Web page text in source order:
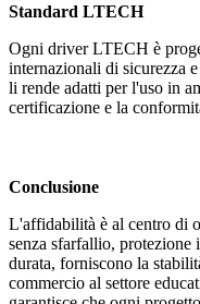
Standard LTECH
Ogni driver LTECH è
internazionali di sicurezza
li rende adatti per l'uso in
certificazione e la
Conclusione
L'affidabilità è al centro di
senza sfarfallio, protezione
durata, forniscono la
commercio al settore